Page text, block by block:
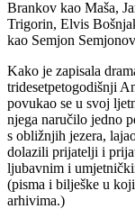
Brankov kao Maša,
Trigorin, Elvis
kao Semjon
Kako je zapisala
tridesetpetogodišnji
povukao se u svoj
njega naručilo jedno
s obližnjih jezera,
dolazili prijatelji i
ljubavnim i
(pisma i bilješke u
arhivima.)